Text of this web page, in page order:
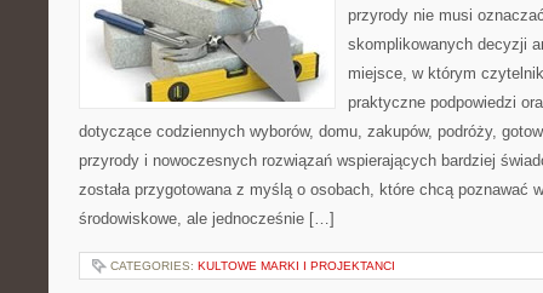
przyrody nie musi
skomplikowanych decyzji
miejsce, w którym
praktyczne podpowiedzi
dotyczące codziennych wyborów, domu, zakupów, podróży,
przyrody i nowoczesnych rozwiązań wspierających bardziej
została przygotowana z myślą o osobach, które chcą poznawać
środowiskowe, ale jednocześnie […]
CATEGORIES: KULTOWE MARKI I PROJEKTANCI